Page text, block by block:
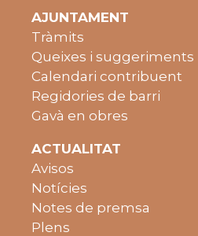
AJUNTAMENT
Tràmits
Queixes i suggeriments
Calendari contribuent
Regidories de barri
Gavà en obres
ACTUALITAT
Avisos
Notícies
Notes de premsa
Plens